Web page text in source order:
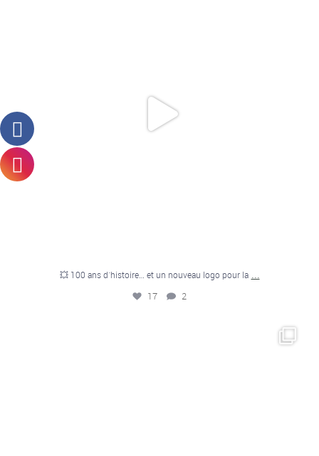
💥 100 ans d`histoire… et un nouveau logo pour la ...
17 2